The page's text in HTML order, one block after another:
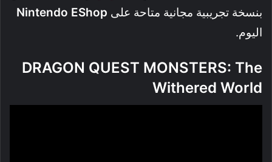
بنسخة تجريبية مجانية متاحة على Nintendo EShop
اليوم.
DRAGON QUEST MONSTERS: The
Withered World